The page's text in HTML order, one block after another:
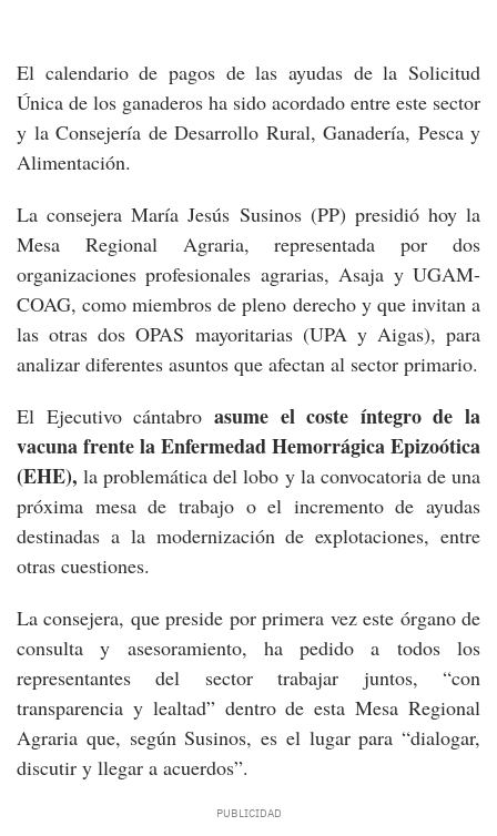
El calendario de pagos de las ayudas de la Solicitud
Única de los ganaderos ha sido acordado entre este sector
y la Consejería de Desarrollo Rural, Ganadería, Pesca y
Alimentación.
La consejera María Jesús Susinos (PP) presidió hoy la
Mesa Regional Agraria, representada por dos
organizaciones profesionales agrarias, Asaja y UGAM-
COAG, como miembros de pleno derecho y que invitan a
las otras dos OPAS mayoritarias (UPA y Aigas), para
analizar diferentes asuntos que afectan al sector primario.
El Ejecutivo cántabro asume el coste íntegro de la
vacuna frente laEnfermedad Hemorrágica Epizoótica
(EHE),la problemática del lobo y la convocatoria de una
próxima mesa de trabajo o el incremento de ayudas
destinadas a la modernización de explotaciones, entre
otras cuestiones.
La consejera, que preside por primera vez este órgano de
consulta y asesoramiento, ha pedido a todos los
representantes del sector trabajar juntos, “con
transparencia y lealtad” dentro de esta Mesa Regional
Agraria que, según Susinos, es el lugar para “dialogar,
discutir y llegar a acuerdos”.